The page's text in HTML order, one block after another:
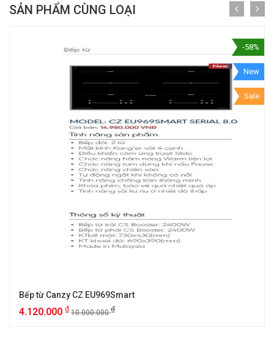
SẢN PHẨM CÙNG LOẠI
-58%
New
Sale
Bếp từ Canzy CZ EU969Smart
4.120.000 ₫ 10.000.000₫